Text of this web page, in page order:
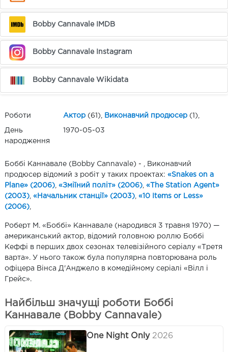
Bobby Cannavale IMDB
Bobby Cannavale Instagram
Bobby Cannavale Wikidata
Роботи Актор (61), Виконавчий продюсер (1),
День
народження
1970-05-03
Боббі Каннавале (Bobby Cannavale) - , Виконавчий
продюсер відомий з робіт у таких проектах: «Snakes on a
Plane» (2006) «Зміїний політ» (2006) «The Station Agent»
(2003) «Начальник станції» (2003) «10 Items or Less»
(2006)
Роберт М. «Боббі» Каннавале (народився 3 травня 1970) —
американський актор, відомий головною роллю Боббі
Кеффі в перших двох сезонах телевізійного серіалу «Третя
варта». У нього також була популярна повторювана роль
офіцера Вінса Д'Анджело в комедійному серіалі «Вілл і
Грейс».
Найбільш значущі роботи Боббі
Каннавале (Bobby Cannavale)
One Night Only 2026